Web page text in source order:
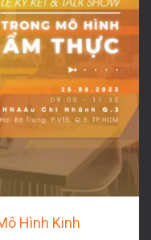
Hình Kinh